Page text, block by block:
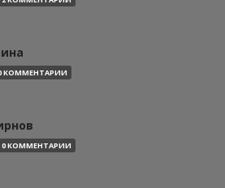
КОММЕНТАРИИ
0 КОММЕНТАРИИ